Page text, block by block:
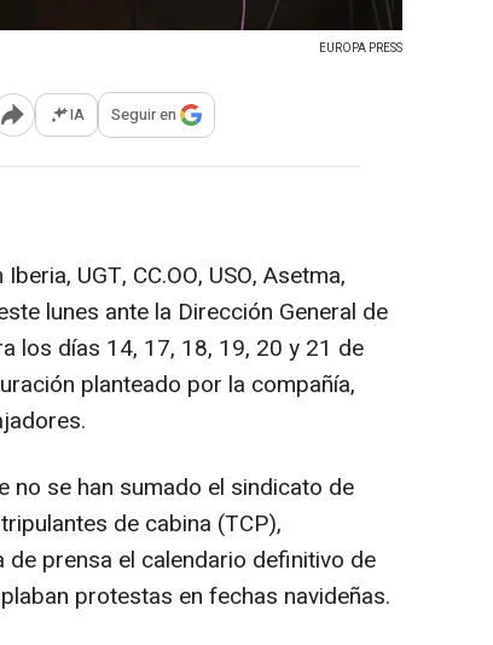
EUROPA PRESS
Abrir opciones para compartir
IA Seguir en
UGT, CC.OO, USO, Asetma,
lunes ante la Dirección General de
los días 14, 17, 18, 19, 20 y 21 de
planteado por la compañía,
no se han sumado el sindicato de
de cabina (TCP),
prensa el calendario definitivo de
protestas en fechas navideñas.